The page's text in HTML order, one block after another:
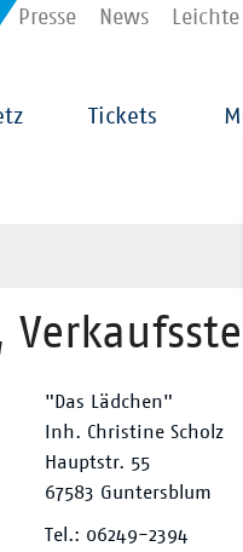
Presse News
Tickets
"Das Lädchen"
Inh. Christine Scholz
Hauptstr. 55
67583 Guntersblum
Tel.: 06249-2394